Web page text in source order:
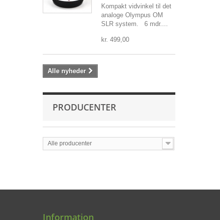
Kompakt vidvinkel til det
analoge Olympus OM
SLR system. 6 mdr....
kr. 499,00
Alle nyheder
PRODUCENTER
Alle producenter
Information